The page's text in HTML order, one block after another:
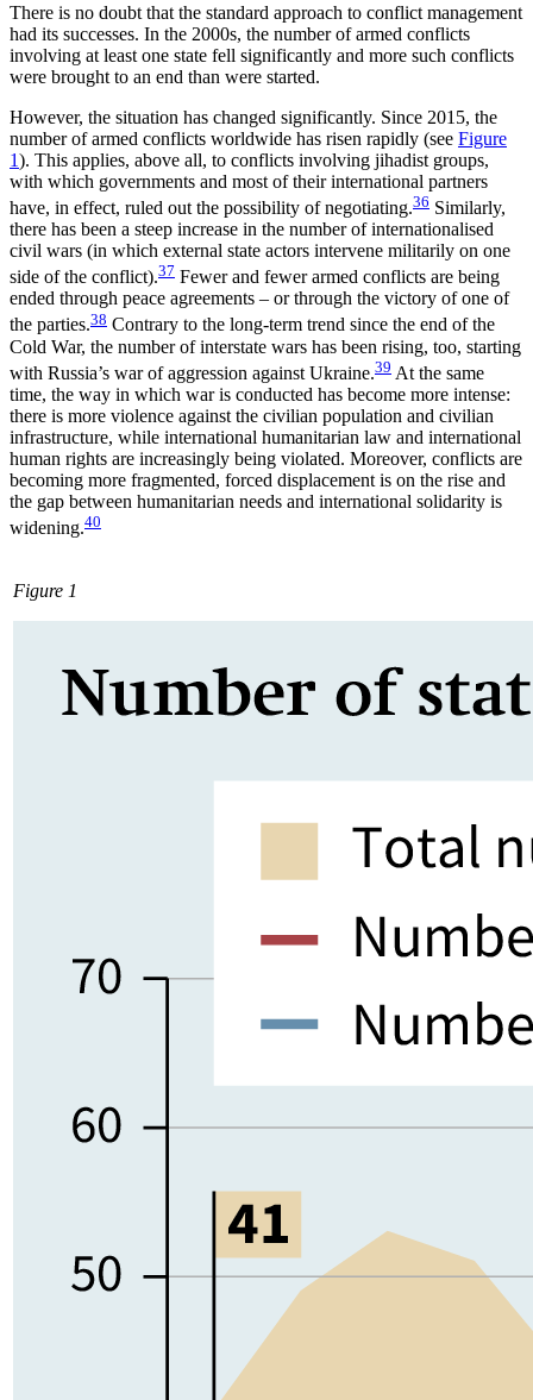
There is no doubt that the standard approach to conflict management
had its successes. In the 2000s, the number of armed conflicts
involving at least one state fell significantly and more such conflicts
were brought to an end than were started.
However, the situation has changed significantly. Since 2015, the
number of armed conflicts worldwide has risen rapidly (see Figure
1). This applies, above all, to conflicts involving jihadist groups,
with which governments and most of their international partners
have, in effect, ruled out the possibility of negotiating.36 Similarly,
there has been a steep increase in the number of internationalised
civil wars (in which ex­ternal state actors intervene militarily on one
side of the conflict).37 Fewer and fewer armed conflicts are being
ended through peace agreements – or through the victory of one of
the parties.38 Contrary to the long-term trend since the end of the
Cold War, the number of interstate wars has been rising, too, start­ing
with Russia’s war of aggression against Ukraine.39 At the same
time, the way in which war is conducted has become more intense:
there is more violence against the civilian population and civilian
infra­structure, while international humanitarian law and international
human rights are increasingly being violated. Moreover, conflicts are
becoming more fragmented, forced displacement is on the rise and
the gap between humanitarian needs and inter­national solidarity is
widening.40
Figure 1